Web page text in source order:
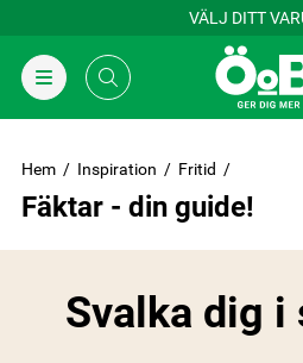
VÄLJ DITT
Hem Inspiration Fritid
Fäktar - din guide!
Svalka dig i